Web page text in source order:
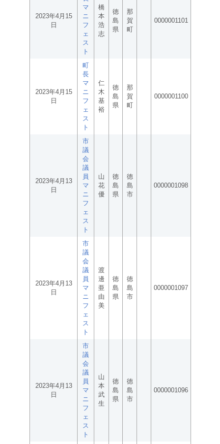
2023年4月15
日
マ
ニ
フ
ェ
ス
ト
橋
本
浩
志
徳
島
県
那
賀
町
0000001101
2023年4月15
日
町
長
マ
ニ
フ
ェ
ス
ト
仁
木
基
裕
徳
島
県
那
賀
町
0000001100
2023年4月13
日
市
議
会
議
員
マ
ニ
フ
ェ
ス
ト
山
花
優
徳
島
県
徳
島
市
0000001098
2023年4月13
日
市
議
会
議
員
マ
ニ
フ
ェ
ス
ト
渡
邊
亜
由
美
徳
島
県
徳
島
市
0000001097
2023年4月13
日
市
議
会
議
員
マ
ニ
フ
ェ
ス
ト
山
本
武
生
徳
島
県
徳
島
市
0000001096